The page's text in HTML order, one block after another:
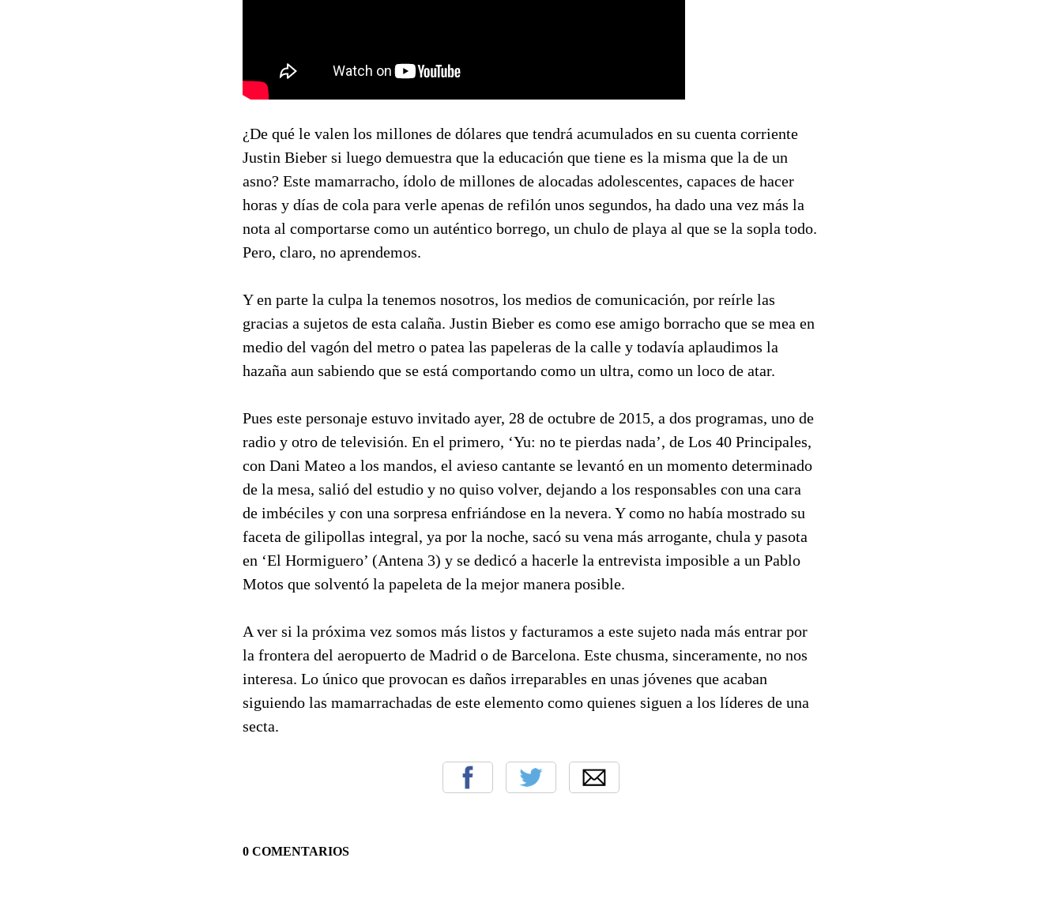
¿De qué le valen los millones de dólares que tendrá acumulados en su cuenta corriente
Justin Bieber si luego demuestra que la educación que tiene es la misma que la de un
asno? Este mamarracho, ídolo de millones de alocadas adolescentes, capaces de hacer
horas y días de cola para verle apenas de refilón unos segundos, ha dado una vez más la
nota al comportarse como un auténtico borrego, un chulo de playa al que se la sopla todo.
Pero, claro, no aprendemos.
Y en parte la culpa la tenemos nosotros, los medios de comunicación, por reírle las
gracias a sujetos de esta calaña. Justin Bieber es como ese amigo borracho que se mea en
medio del vagón del metro o patea las papeleras de la calle y todavía aplaudimos la
hazaña aun sabiendo que se está comportando como un ultra, como un loco de atar.
Pues este personaje estuvo invitado ayer, 28 de octubre de 2015, a dos programas, uno de
radio y otro de televisión. En el primero, ‘Yu: no te pierdas nada’, de Los 40 Principales,
con Dani Mateo a los mandos, el avieso cantante se levantó en un momento determinado
de la mesa, salió del estudio y no quiso volver, dejando a los responsables con una cara
de imbéciles y con una sorpresa enfriándose en la nevera. Y como no había mostrado su
faceta de gilipollas integral, ya por la noche, sacó su vena más arrogante, chula y pasota
en ‘El Hormiguero’ (Antena 3) y se dedicó a hacerle la entrevista imposible a un Pablo
Motos que solventó la papeleta de la mejor manera posible.
A ver si la próxima vez somos más listos y facturamos a este sujeto nada más entrar por
la frontera del aeropuerto de Madrid o de Barcelona. Este chusma, sinceramente, no nos
interesa. Lo único que provocan es daños irreparables en unas jóvenes que acaban
siguiendo las mamarrachadas de este elemento como quienes siguen a los líderes de una
secta.
0 COMENTARIOS